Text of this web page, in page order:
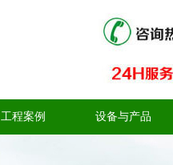
工程案例 设备与产品